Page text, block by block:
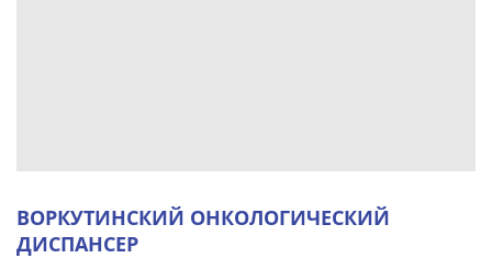
ВОРКУТИНСКИЙ ОНКОЛОГИЧЕСКИЙ
ДИСПАНСЕР